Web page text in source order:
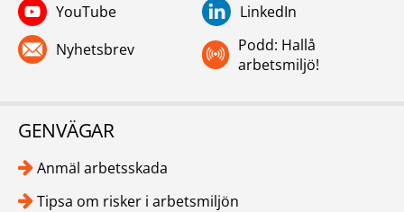
YouTube
LinkedIn
Nyhetsbrev
Podd: Hallå
arbetsmiljö!
GENVÄGAR
Anmäl arbetsskada
Tipsa om risker i arbetsmiljön